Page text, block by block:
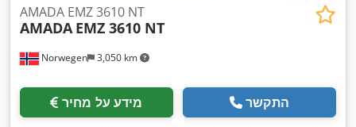
Norwegen 3,050 km
AMADA EMZ 3610 NT
AMADA EMZ 3610 NT
מידע על מחיר התקשר